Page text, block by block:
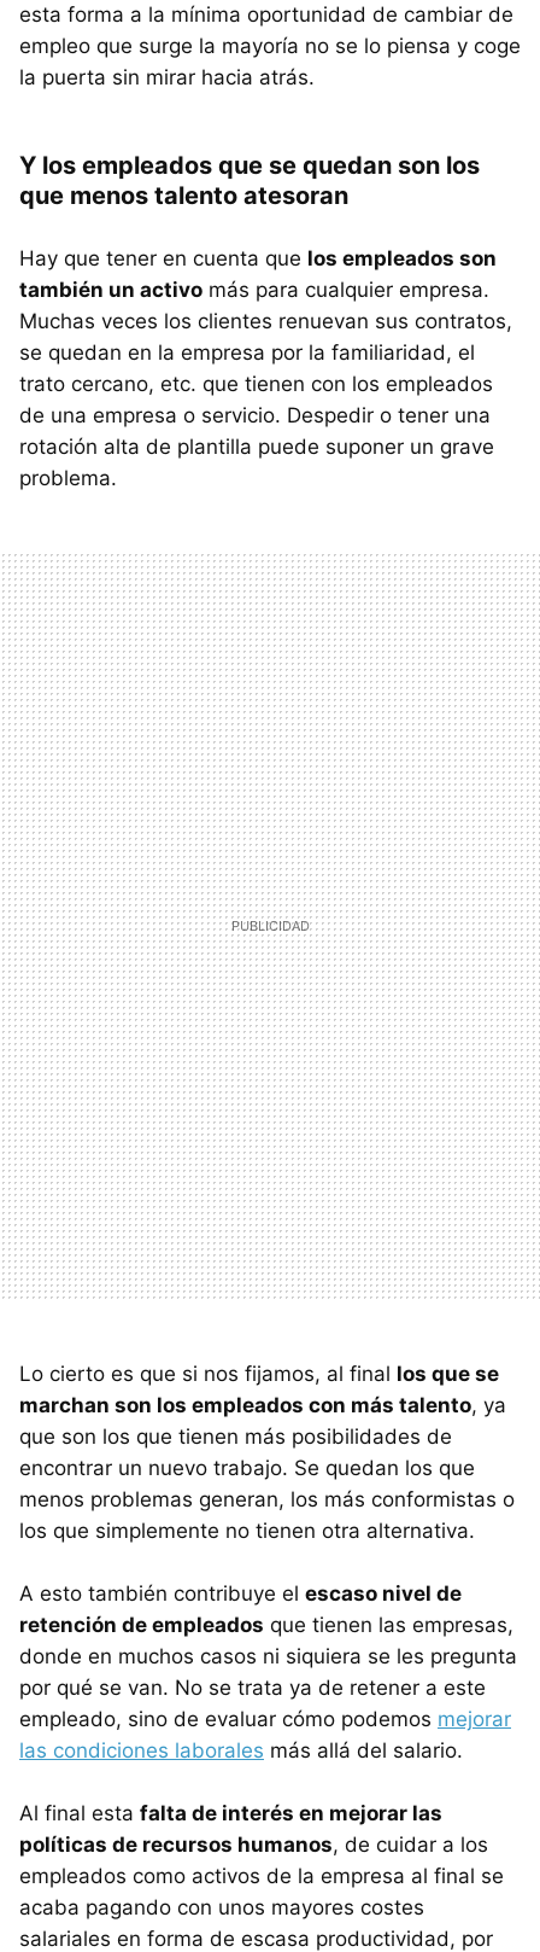
esta forma a la mínima oportunidad de cambiar de
empleo que surge la mayoría no se lo piensa y coge
la puerta sin mirar hacia atrás.
Y los empleados que se quedan son los
que menos talento atesoran
Hay que tener en cuenta que los empleados son
también un activo más para cualquier empresa.
Muchas veces los clientes renuevan sus contratos,
se quedan en la empresa por la familiaridad, el
trato cercano, etc. que tienen con los empleados
de una empresa o servicio. Despedir o tener una
rotación alta de plantilla puede suponer un grave
problema.
Lo cierto es que si nos fijamos, al final los que se
marchan son los empleados con más talento, ya
que son los que tienen más posibilidades de
encontrar un nuevo trabajo. Se quedan los que
menos problemas generan, los más conformistas o
los que simplemente no tienen otra alternativa.
A esto también contribuye el escaso nivel de
retención de empleados que tienen las empresas,
donde en muchos casos ni siquiera se les pregunta
por qué se van. No se trata ya de retener a este
empleado, sino de evaluar cómo podemos mejorar
las condiciones laborales más allá del salario.
Al final esta falta de interés en mejorar las
políticas de recursos humanos, de cuidar a los
empleados como activos de la empresa al final se
acaba pagando con unos mayores costes
salariales en forma de escasa productividad, por